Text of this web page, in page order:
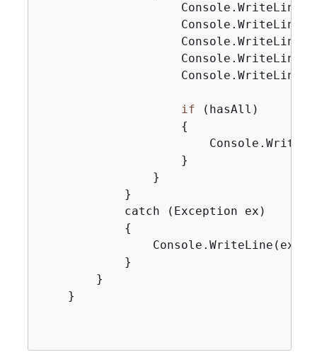
                    Console.WriteLine(
                    Console.WriteLine(
                    Console.WriteLine(
                    Console.WriteLine(
                    Console.WriteLine(
if (hasAll)
{
                    }
                }
            }
            catch (Exception ex)
{
            }
        }
    }